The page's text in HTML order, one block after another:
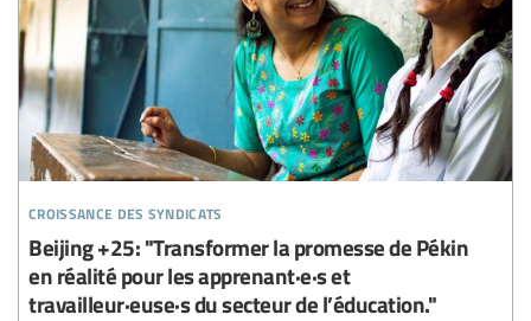
croissance des syndicats
Beijing +25: "Transformer la promesse de Pékin
en réalité pour les apprenant·e·s et
travailleur·euse·s du secteur de l’éducation."